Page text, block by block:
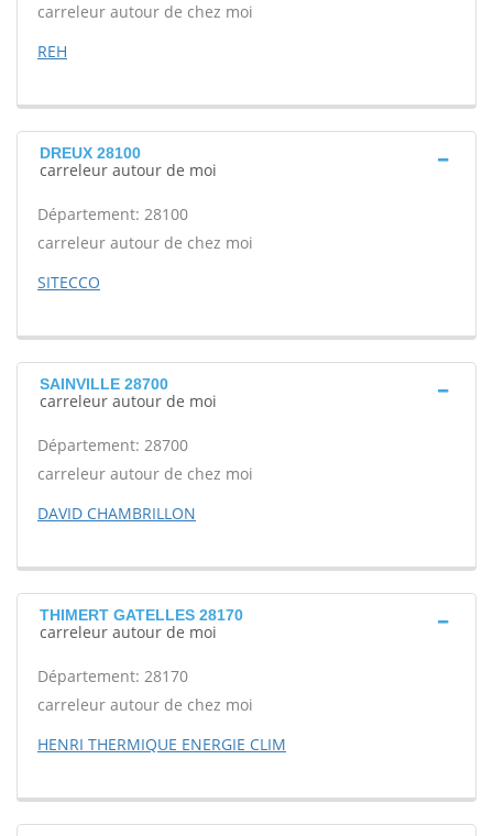
carreleur autour de chez moi
REH
DREUX 28100
carreleur autour de moi
Département: 28100
carreleur autour de chez moi
SITECCO
SAINVILLE 28700
carreleur autour de moi
Département: 28700
carreleur autour de chez moi
DAVID CHAMBRILLON
THIMERT GATELLES 28170
carreleur autour de moi
Département: 28170
carreleur autour de chez moi
HENRI THERMIQUE ENERGIE CLIM